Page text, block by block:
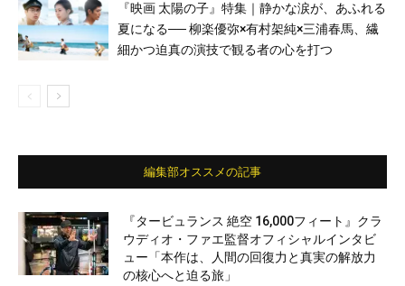
『映画 太陽の子』特集｜静かな涙が、あふれる
夏になる── 柳楽優弥×有村架純×三浦春馬、繊
細かつ迫真の演技で観る者の心を打つ
編集部オススメの記事
『タービュランス 絶空 16,000フィート』クラ
ウディオ・ファエ監督オフィシャルインタビ
ュー「本作は、人間の回復力と真実の解放力
の核心へと迫る旅」